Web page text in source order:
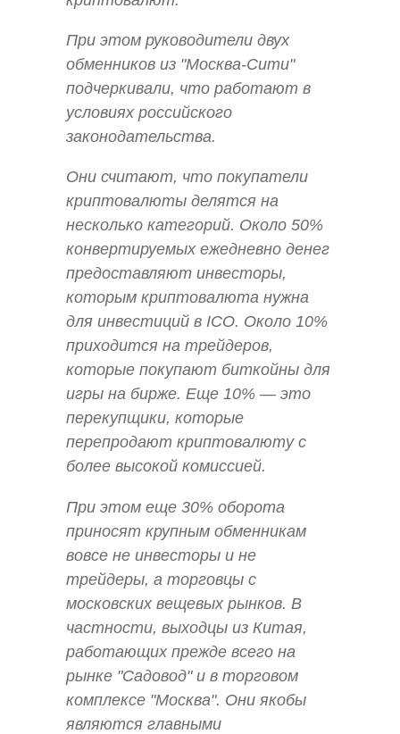
При этом руководители двух
обменников из "Москва-Сити"
подчеркивали, что работают в
условиях российского
законодательства.
Они считают, что покупатели
криптовалюты делятся на
несколько категорий. Около 50%
конвертируемых ежедневно денег
предоставляют инвесторы,
которым криптовалюта нужна
для инвестиций в ICO. Около 10%
приходится на трейдеров,
которые покупают биткойны для
игры на бирже. Еще 10% — это
перекупщики, которые
перепродают криптовалюту с
более высокой комиссией.
При этом еще 30% оборота
приносят крупным обменникам
вовсе не инвесторы и не
трейдеры, а торговцы с
московских вещевых рынков. В
частности, выходцы из Китая,
работающих прежде всего на
рынке "Садовод" и в торговом
комплексе "Москва". Они якобы
являются главными